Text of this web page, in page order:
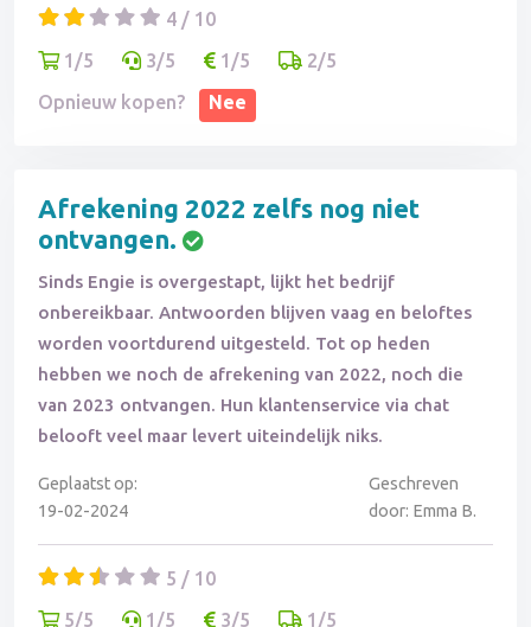
4 / 10
1/5
3/5 1/5
2/5
Opnieuw kopen?
Nee
Afrekening 2022 zelfs nog niet
ontvangen.
Sinds Engie is overgestapt, lijkt het bedrijf
onbereikbaar. Antwoorden blijven vaag en beloftes
worden voortdurend uitgesteld. Tot op heden
hebben we noch de afrekening van 2022, noch die
van 2023 ontvangen. Hun klantenservice via chat
belooft veel maar levert uiteindelijk niks.
Geplaatst op:
19-02-2024
Geschreven
door: Emma B.
5 / 10
5/5
1/5 3/5
1/5